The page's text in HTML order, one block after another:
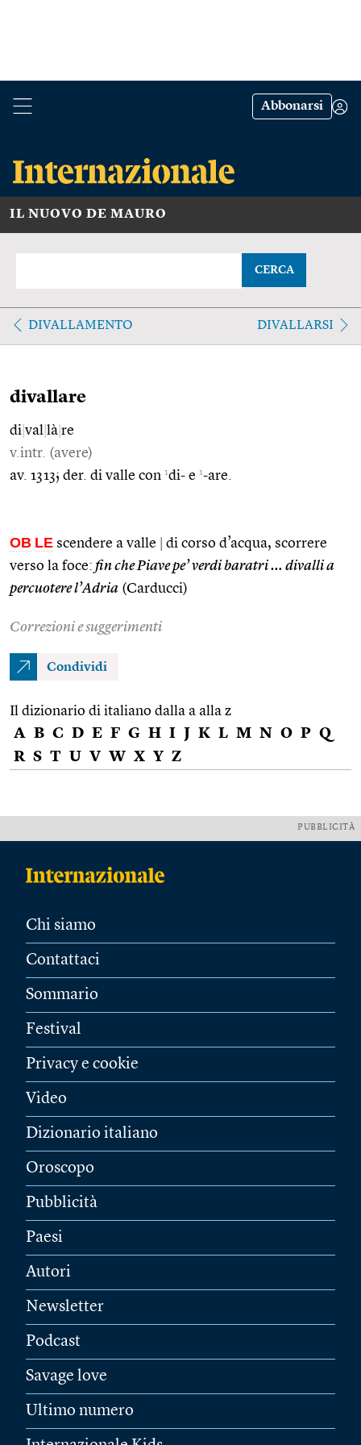
Abbonarsi
IL NUOVO DE MAURO
CERCA
DIVALLAMENTO DIVALLARSI
divallare
di val là re
v.intr. (avere)
av. 1313; der. di valle con 1di- e 1-are.
OB LE scendere a valle
di corso d’acqua, scorrere
verso la foce: fin che Piave pe’ verdi baratri … divalli a
percuotere l’Adria (Carducci)
Correzioni e suggerimenti
Condividi
Il dizionario di italiano dalla a alla z
A B C D E F G H I J K L M N O P Q
R S T U V W X Y Z
PUBBLICITÀ
Chi siamo
Contattaci
Sommario
Festival
Privacy e cookie
Video
Dizionario italiano
Oroscopo
Pubblicità
Paesi
Autori
Newsletter
Podcast
Savage love
Ultimo numero